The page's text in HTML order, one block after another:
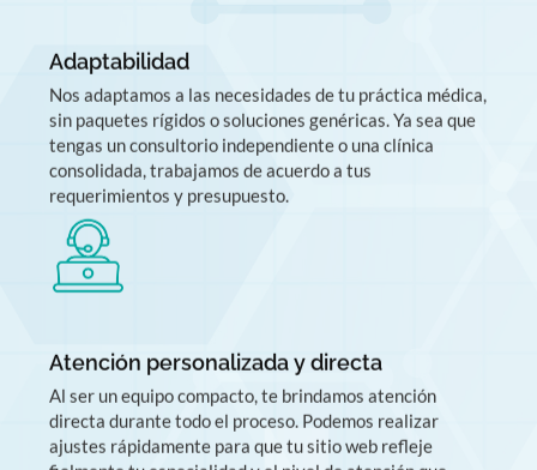
Nos adaptamos a las necesidades de tu práctica médica,
sin paquetes rígidos o soluciones genéricas. Ya sea que
tengas un consultorio independiente o una clínica
consolidada, trabajamos de acuerdo a tus
requerimientos y presupuesto.
Al ser un equipo compacto, te brindamos atención
directa durante todo el proceso. Podemos realizar
ajustes rápidamente para que tu sitio web refleje
fielmente tu especialidad y el nivel de atención que